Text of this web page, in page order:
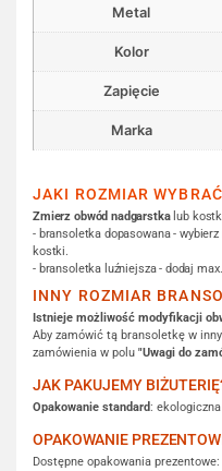
Metal
Kolor
Zapięcie
Marka
JAKI ROZMIAR
Zmierz obwód nadgarstkalub
- bransoletka dopasowana -
kostki.
- bransoletka luźniejsza - dodaj
INNY ROZMIAR
Istnieje możliwość modyfikacji
Aby zamówić tą bransoletkę w
zamówienia w polu "Uwagi do
JAK PAKUJEMY
Opakowanie standard:
OPAKOWANIE
Dostępne opakowania prezentowe: